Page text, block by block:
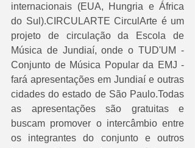
internacionais (EUA, Hungria e África
do Sul).CIRCULARTE CirculArte é um
projeto de circulação da Escola de
Música de Jundiaí, onde o TUD'UM -
Conjunto de Música Popular da EMJ -
fará apresentações em Jundiaí e outras
cidades do estado de São Paulo.Todas
as apresentações são gratuitas e
buscam promover o intercâmbio entre
os integrantes do conjunto e outros